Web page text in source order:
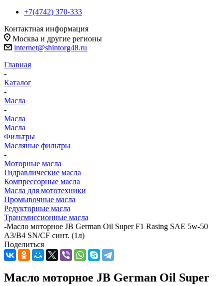
+7(4742) 370-333
Контактная информация
Москва и другие регионы
internet@shintorg48.ru
Главная
-
Каталог
-
Масла
-
Масла
Масла
Фильтры
Масляные фильтры
-
Моторные масла
Гидравлические масла
Компрессорные масла
Масла для мототехники
Промывочные масла
Редукторные масла
Трансмиссионные масла
-Масло моторное JB German Oil Super F1 Rasing SAE 5w-50
A3/B4 SN/CF синт. (1л)
Поделиться
Масло моторное JB German Oil Super